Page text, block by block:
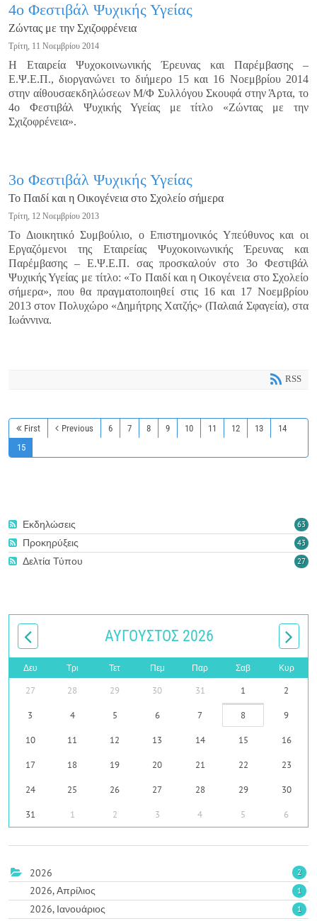
4ο Φεστιβάλ Ψυχικής Υγείας
Ζώντας με την Σχιζοφρένεια
Τρίτη, 11 Νοεμβρίου 2014
Η Εταιρεία Ψυχοκοινωνικής Έρευνας και Παρέμβασης –
Ε.Ψ.Ε.Π., διοργανώνει το διήμερο 15 και 16 Νοεμβρίου 2014
στην αίθουσαεκδηλώσεων Μ/Φ Συλλόγου Σκουφά στην Άρτα, το
4ο Φεστιβάλ Ψυχικής Υγείας με τίτλο «Ζώντας με την
Σχιζοφρένεια».
3ο Φεστιβάλ Ψυχικής Υγείας
Το Παιδί και η Οικογένεια στο Σχολείο σήμερα
Τρίτη, 12 Νοεμβρίου 2013
Το Διοικητικό Συμβούλιο, ο Επιστημονικός Υπεύθυνος και οι
Εργαζόμενοι της Εταιρείας Ψυχοκοινωνικής Έρευνας και
Παρέμβασης – Ε.Ψ.Ε.Π. σας προσκαλούν στο 3ο Φεστιβάλ
Ψυχικής Υγείας με τίτλο: «Το Παιδί και η Οικογένεια στο Σχολείο
σήμερα», που θα πραγματοποιηθεί στις 16 και 17 Νοεμβρίου
2013 στον Πολυχώρο «Δημήτρης Χατζής» (Παλαιά Σφαγεία), στα
Ιωάννινα.
RSS
First Previous 6 7 8 9 10 11 12 13
14
15
63
Εκδηλώσεις
43
Προκηρύξεις
27
Δελτία Τύπου
ΑΎΓΟΥΣΤΟΣ 2026
Δευ Τρι Τετ Πεμ Παρ Σαβ Κυρ
27 28 29 30 31 1 2
3 4 5 6 7 8 9
10 11 12 13 14 15 16
17 18 19 20 21 22 23
24 25 26 27 28 29 30
31 1 2 3 4 5 6
2026 2
2026, Απρίλιος 1
2026, Ιανουάριος 1